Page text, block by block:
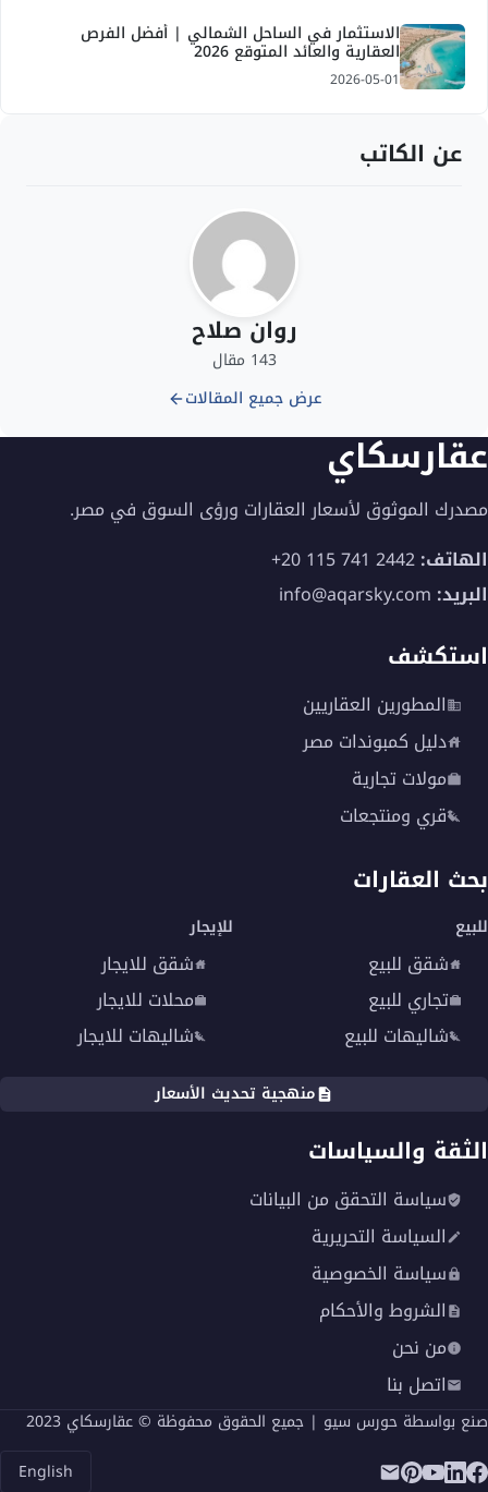
الاستثمار في الساحل الشمالي | أفضل الفرص
العقارية والعائد المتوقع 2026
2026-05-01
عن الكاتب
روان صلاح
143 مقال
عرض جميع المقالات
عقارسكاي
مصدرك الموثوق لأسعار العقارات ورؤى السوق في مصر.
الهاتف:+20 115 741 2442
البريد: info@aqarsky.com
استكشف
المطورين العقاريين
دليل كمبوندات مصر
مولات تجارية
قري ومنتجعات
بحث العقارات
للبيع
شقق للبيع
تجاري للبيع
شاليهات للبيع
للإيجار
شقق للايجار
محلات للايجار
شاليهات للايجار
منهجية تحديث الأسعار
الثقة والسياسات
سياسة التحقق من البيانات
السياسة التحريرية
سياسة الخصوصية
الشروط والأحكام
من نحن
اتصل بنا
صنع بواسطة حورس سيو | جميع الحقوق محفوظة © عقارسكاي 2023
English